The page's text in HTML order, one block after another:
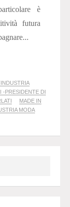
è
futura
-PRESIDENTE DI
MADE IN
MODA